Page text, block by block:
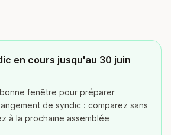
en cours jusqu'au 30 juin
fenêtre pour préparer
de syndic : comparez sans
à la prochaine assemblée